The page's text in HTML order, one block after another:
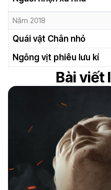
Năm 2018
Quái vật Chân nhỏ
Ngỗng vịt phiêu lưu kí
Bài viết